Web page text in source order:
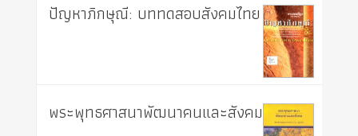
ปัญหาภิกษุณี: บททดสอบสังคมไทย
พระพุทธศาสนาพัฒนาคนและสังคม